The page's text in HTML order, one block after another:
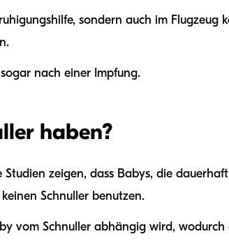
sondern auch im Flugzeug
nach einer Impfung.
haben?
Studien zeigen, dass Babys, die
Schnuller benutzen.
vom Schnuller abhängig wird, wodurch